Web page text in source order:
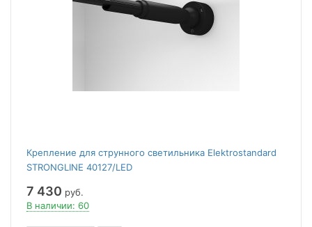
Крепление для струнного светильника Elektrostandard
STRONGLINE 40127/LED
7 430 руб.
В наличии: 60